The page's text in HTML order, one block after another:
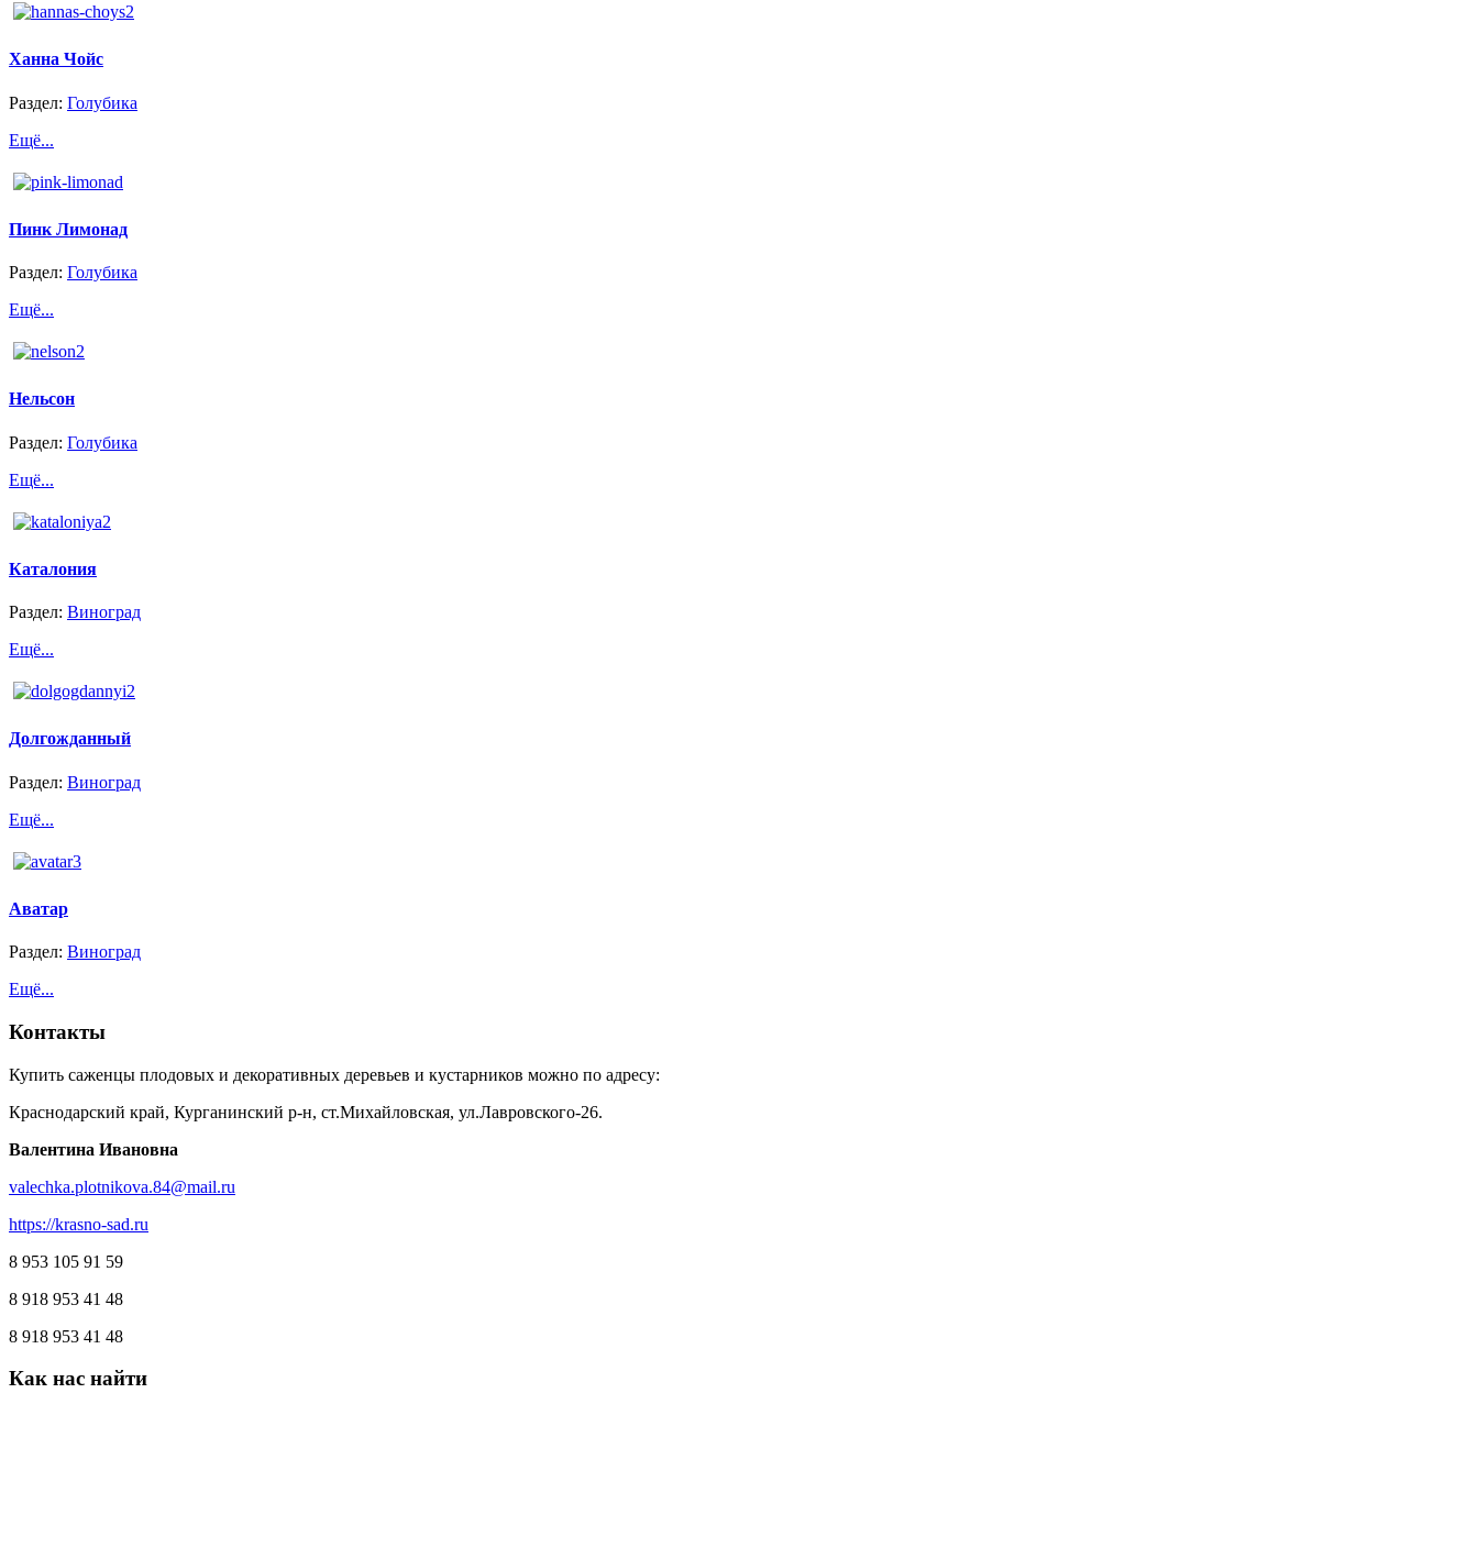
Ханна Чойс
Раздел: Голубика
Ещё...
Пинк Лимонад
Раздел: Голубика
Ещё...
Нельсон
Раздел: Голубика
Ещё...
Каталония
Раздел: Виноград
Ещё...
Долгожданный
Раздел: Виноград
Ещё...
Аватар
Раздел: Виноград
Ещё...
Контакты
Купить саженцы плодовых и декоративных деревьев и кустарников можно по адресу:
Краснодарский край, Курганинский р-н, ст.Михайловская, ул.Лавровского-26.
Валентина Ивановна
valechka.plotnikova.84@mail.ru
https://krasno-sad.ru
8 953 105 91 59
8 918 953 41 48
8 918 953 41 48
Как нас найти